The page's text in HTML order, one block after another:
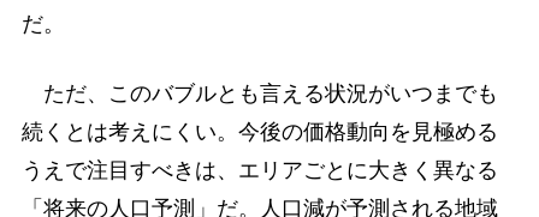
だ。
ただ、このバブルとも言える状況がいつまでも
続くとは考えにくい。今後の価格動向を見極める
うえで注目すべきは、エリアごとに大きく異なる
「将来の人口予測」だ。人口減が予測される地域